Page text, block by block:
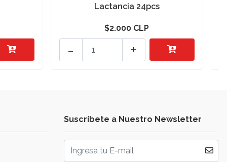
Lactancia 24pcs
$2.000 CLP
+
-
Suscríbete a Nuestro Newsletter